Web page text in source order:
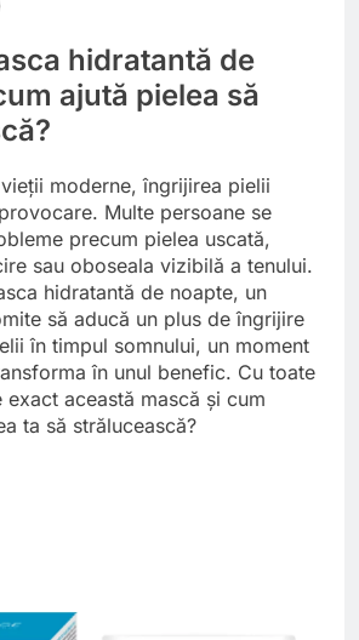
hidratantă de
ajută pielea să
moderne, îngrijirea pielii
Multe persoane se
precum pielea uscată,
sau oboseala vizibilă a tenului.
hidratantă de noapte, un
să aducă un plus de îngrijire
în timpul somnului, un moment
în unul benefic. Cu toate
exact această mască și cum
ta să strălucească?